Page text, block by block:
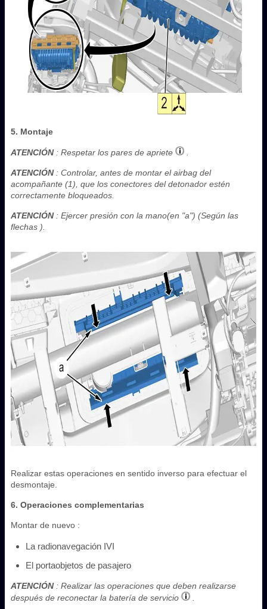
5. Montaje
ATENCIÓN: Respetar los pares de apriete
ATENCIÓN: Controlar, antes de montar el airbag del
acompañante (1), que los conectores del detonador estén
correctamente bloqueados.
ATENCIÓN: Ejercer presión con la mano(en "a") (Según las
flechas ).
Realizar estas operaciones en sentido inverso para efectuar el
desmontaje.
6. Operaciones complementarias
Montar de nuevo :
La radionavegación IVI
El portaobjetos de pasajero
ATENCIÓN: Realizar las operaciones que deben realizarse
después de reconectar la batería de servicio